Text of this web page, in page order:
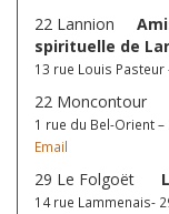
22 Lannion
spirituelle de
13 rue Louis Pasteur
22 Moncontour
1 rue du Bel-Orient
Email
29 Le Folgoët
14 rue Lammenais-